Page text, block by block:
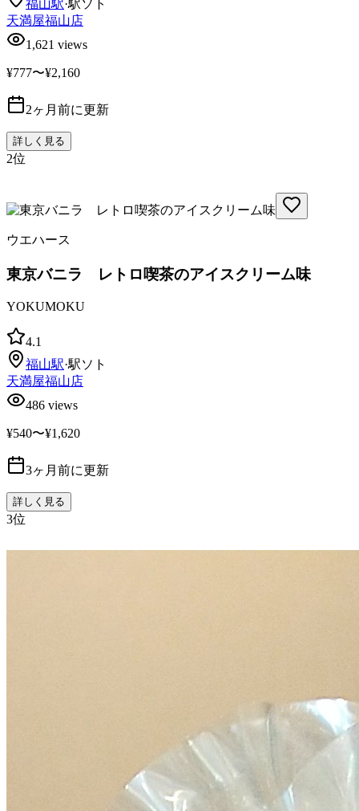
福山駅·駅ソト
天満屋福山店
1,621 views
¥777〜¥2,160
2ヶ月前に更新
詳しく見る
2位
ウエハース
東京バニラ レトロ喫茶のアイスクリーム味
YOKUMOKU
4.1
福山駅·駅ソト
天満屋福山店
486 views
¥540〜¥1,620
3ヶ月前に更新
詳しく見る
3位